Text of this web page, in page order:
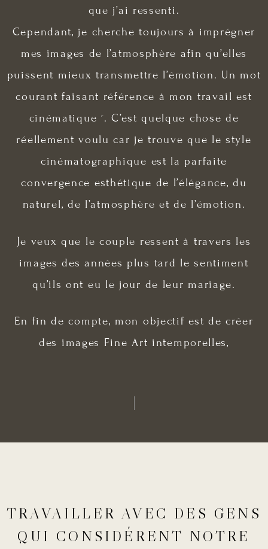
que j’ai ressenti.
Cependant, je cherche toujours à imprégner
mes images de l’atmosphère afin qu’elles
puissent mieux transmettre l’émotion. Un mot
courant faisant référence à mon travail est
cinématique ¨. C’est quelque chose de
réellement voulu car je trouve que le style
cinématographique est la parfaite
convergence esthétique de l’élégance, du
naturel, de l’atmosphère et de l’émotion.
Je veux que le couple ressent à travers les
images des années plus tard le sentiment
qu’ils ont eu le jour de leur mariage.
En fin de compte, mon objectif est de créer
des images Fine Art intemporelles,
TRAVAILLER AVEC DES GENS
QUI CONSIDÉRENT NOTRE